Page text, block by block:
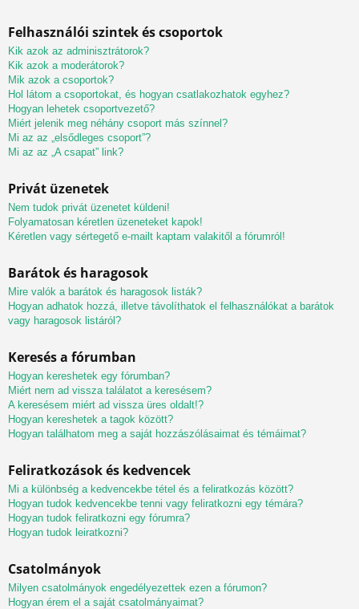
Felhasználói szintek és csoportok
Kik azok az adminisztrátorok?
Kik azok a moderátorok?
Mik azok a csoportok?
Hol látom a csoportokat, és hogyan csatlakozhatok egyhez?
Hogyan lehetek csoportvezető?
Miért jelenik meg néhány csoport más színnel?
Mi az az „elsődleges csoport”?
Mi az az „A csapat” link?
Privát üzenetek
Nem tudok privát üzenetet küldeni!
Folyamatosan kéretlen üzeneteket kapok!
Kéretlen vagy sértegető e-mailt kaptam valakitől a fórumról!
Barátok és haragosok
Mire valók a barátok és haragosok listák?
Hogyan adhatok hozzá, illetve távolíthatok el felhasználókat a barátok
vagy haragosok listáról?
Keresés a fórumban
Hogyan kereshetek egy fórumban?
Miért nem ad vissza találatot a keresésem?
A keresésem miért ad vissza üres oldalt!?
Hogyan kereshetek a tagok között?
Hogyan találhatom meg a saját hozzászólásaimat és témáimat?
Feliratkozások és kedvencek
Mi a különbség a kedvencekbe tétel és a feliratkozás között?
Hogyan tudok kedvencekbe tenni vagy feliratkozni egy témára?
Hogyan tudok feliratkozni egy fórumra?
Hogyan tudok leiratkozni?
Csatolmányok
Milyen csatolmányok engedélyezettek ezen a fórumon?
Hogyan érem el a saját csatolmányaimat?